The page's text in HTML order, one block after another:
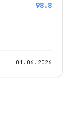
98.8
01.06.2026